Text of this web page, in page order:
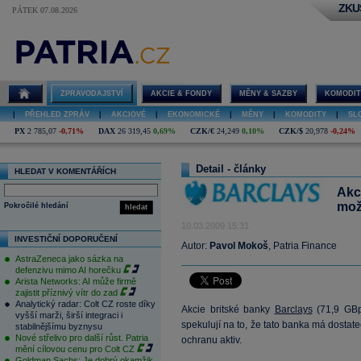
PÁTEK 07.08.2026
ZPRAVODAJSTVÍ AKCIE & FONDY MĚNY & SAZBY
PŘEHLED ZPRÁV AKCIOVÉ EKONOMICKÉ MĚNY KOMODITY
PX 2 785,07 -0,71% DAX 26 319,45 0,69% CZK/€ 24,249 0,10% CZK/$ 20,978 -0,24%
HLEDAT V KOMENTÁŘÍCH
hledat
Pokročilé hledání
INVESTIČNÍ DOPORUČENÍ
AstraZeneca jako sázka na
defenzivu mimo AI horečku
Arista Networks: AI může firmě
zajistit příznivý vítr do zad
Analytický radar: Colt CZ roste díky
vyšší marži, širší integraci i
stabilnějšímu byznysu
Nové střelivo pro další růst. Patria
mění cílovou cenu pro Colt CZ
Detail - články
10.03.2009 15:31
Autor: Pavol Mokoš, Patria Finance
Akcie britské banky Barclays(71,9
spekulují na to, že tato banka má
ochranu aktiv.